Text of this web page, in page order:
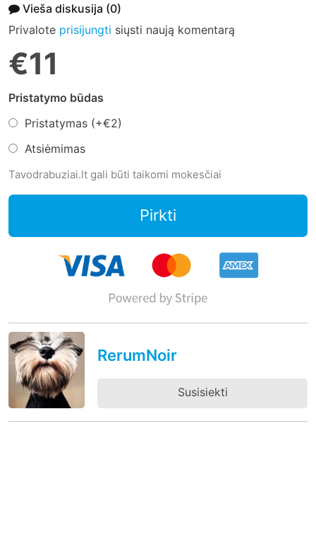
Vieša diskusija (0)
Privalote prisijungti siųsti naują komentarą
€11
Pristatymo būdas
Pristatymas (+€2)
Atsiėmimas
Tavodrabuziai.lt gali būti taikomi mokesčiai
Pirkti
RerumNoir
Susisiekti